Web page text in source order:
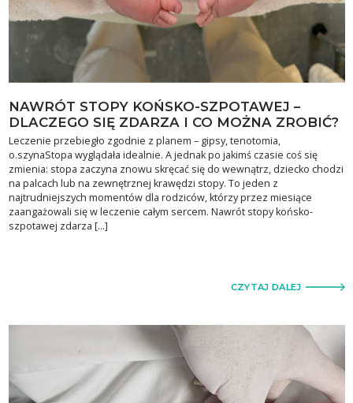
NAWRÓT STOPY KOŃSKO-SZPOTAWEJ –
DLACZEGO SIĘ ZDARZA I CO MOŻNA ZROBIĆ?
Leczenie przebiegło zgodnie z planem – gipsy, tenotomia,
o.szynaStopa wyglądała idealnie. A jednak po jakimś czasie coś się
zmienia: stopa zaczyna znowu skręcać się do wewnątrz, dziecko chodzi
na palcach lub na zewnętrznej krawędzi stopy. To jeden z
najtrudniejszych momentów dla rodziców, którzy przez miesiące
zaangażowali się w leczenie całym sercem. Nawrót stopy końsko-
szpotawej zdarza […]
CZYTAJ DALEJ